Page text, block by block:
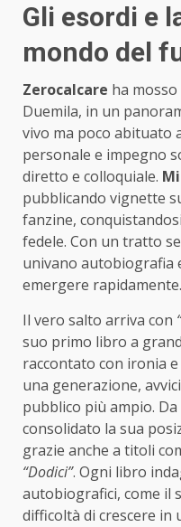
Gli esordi e
mondo del
Zerocalcare ha
Duemila, in un
vivo ma poco abituato
personale e impegno
diretto e colloquiale.
pubblicando vignette
fanzine,
fedele. Con un tratto
univano autobiografia
emergere rapidamente.
Il vero salto arriva con
suo primo libro a
raccontato con ironia
una generazione,
pubblico più ampio. Da
consolidato la sua
grazie anche a titoli
“Dodici”. Ogni libro
autobiografici, come il
difficoltà di crescere in